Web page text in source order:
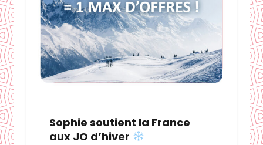
Sophie soutient la France
aux JO d’hiver